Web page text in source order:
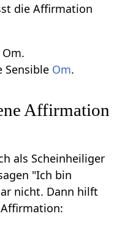
die Affirmation
Sensible Om.
Affirmation
als Scheinheiliger
"Ich bin
nicht. Dann hilft